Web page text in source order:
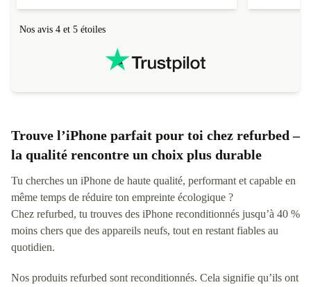
Nos avis 4 et 5 étoiles
Trouve l’iPhone parfait pour toi chez refurbed –
la qualité rencontre un choix plus durable
Tu cherches un iPhone de haute qualité, performant et capable en
même temps de réduire ton empreinte écologique ?
Chez refurbed, tu trouves des iPhone reconditionnés jusqu’à 40 %
moins chers que des appareils neufs, tout en restant fiables au
quotidien.
Nos produits refurbed sont reconditionnés. Cela signifie qu’ils ont